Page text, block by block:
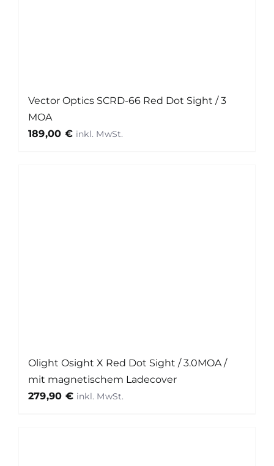
Vector Optics SCRD-66 Red Dot Sight / 3
MOA
189,00 €
Olight Osight X Red Dot Sight / 3.0MOA /
mit magnetischem Ladecover
279,90 €